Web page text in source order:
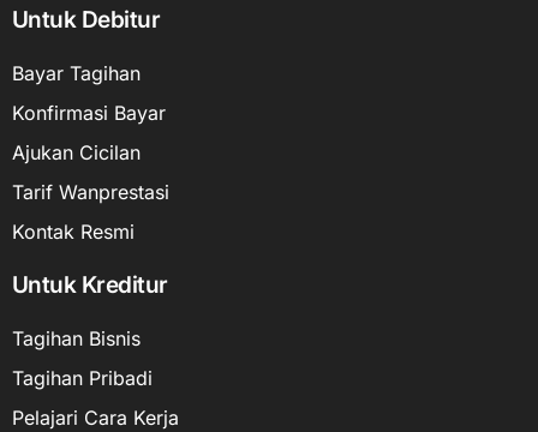
Untuk Debitur
Bayar Tagihan
Konfirmasi Bayar
Ajukan Cicilan
Tarif Wanprestasi
Kontak Resmi
Untuk Kreditur
Tagihan Bisnis
Tagihan Pribadi
Pelajari Cara Kerja